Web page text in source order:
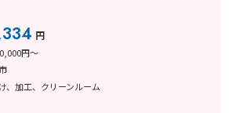
円
円～
、加工、クリーンルーム